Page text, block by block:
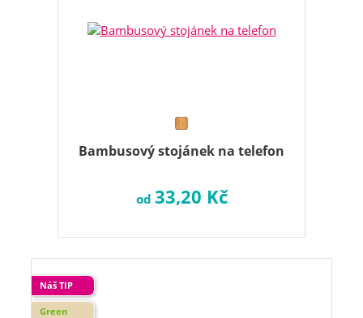
Bambusový stojánek na telefon
od 33,20 Kč
Náš TIP
Green